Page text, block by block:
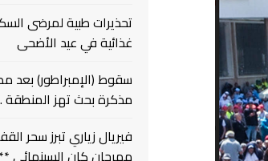
تحذيرات طبية لمرضى
غذائية في عيد الأضحى
مذكرة بحث تهز المنطقة
فيريال زياري تبرز سحر
مهرجان كان السينمائي